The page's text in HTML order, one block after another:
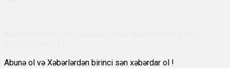
Abunə ol və Xəbərlərdən birinci sən xəbərdar ol !